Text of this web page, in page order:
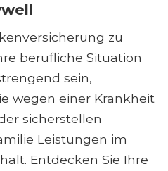
zu
berufliche Situation
sein,
wegen einer Krankheit
sicherstellen
Leistungen im
Entdecken Sie Ihre